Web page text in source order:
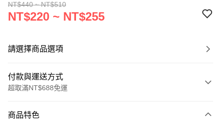
NT$440 ~ NT$510
NT$220 ~ NT$255
請選擇商品選項
付款與運送方式
超取滿NT$688免運
信用卡一次付款
商品特色